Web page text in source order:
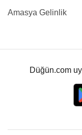
Amasya Gelinlik
Düğün.com